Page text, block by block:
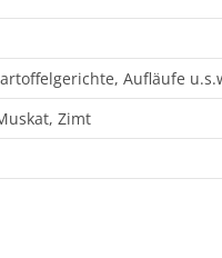
Aufläufe
Zimt